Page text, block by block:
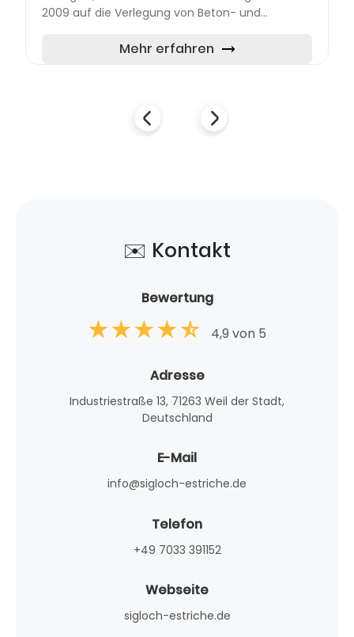
2009 auf die Verlegung von Beton- und
Unternehmen bietet seine Die...
Mehr erfahren
✉️ Kontakt
Bewertung
4,9 von 5
Adresse
Industriestraße 13, 71263 Weil der Stadt,
Deutschland
E-Mail
info@sigloch-estriche.de
Telefon
+49 7033 391152
Webseite
sigloch-estriche.de